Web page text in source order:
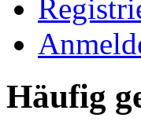
Häufig